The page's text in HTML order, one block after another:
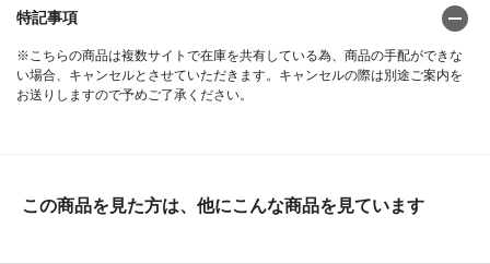
特記事項
※こちらの商品は複数サイトで在庫を共有している為、商品の手配ができな
い場合、キャンセルとさせていただきます。キャンセルの際は別途ご案内を
お送りしますので予めご了承ください。
この商品を見た方は、他にこんな商品を見ています